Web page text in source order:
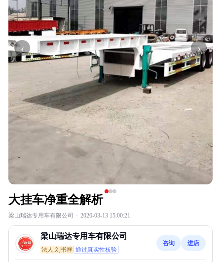
‹ ›
大挂车净重全解析
梁山瑞达专用车有限公司 · 2026-03-13 15:00:21
梁山瑞达专用车有限公司
法人:刘书祥 通过真实性核验
咨询 进店